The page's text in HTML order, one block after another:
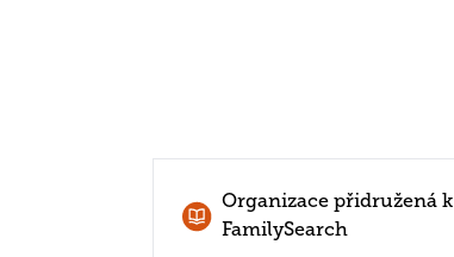
Organizace přidružená k
FamilySearch